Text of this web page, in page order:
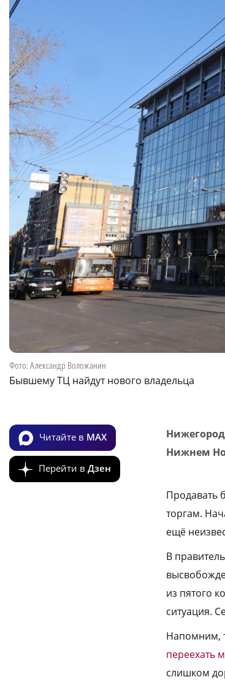
Фото: Александр Воложанин
Бывшему ТЦ найдут нового владельца
Читайте в MAX
Перейти в Дзен
Нижнем
Продавать
торгам.
ещё
В
из пятого
ситуация.
Напомним,
переехать
слишком